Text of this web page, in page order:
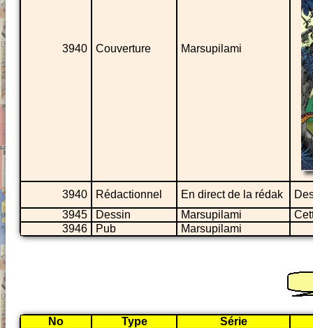
3940 Couverture Marsupilami
3940 Rédactionnel En direct de la rédak
3945
Dessin Marsupilami
3946
Pub Marsupilami
No Type
Série